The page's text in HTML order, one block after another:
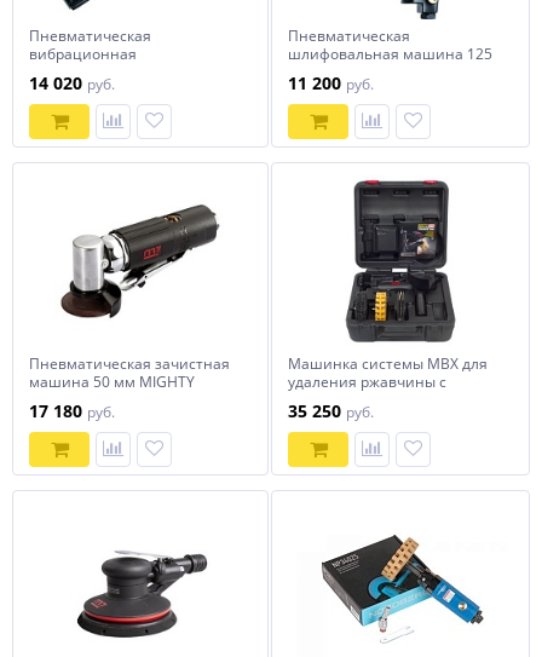
Пневматическая
вибрационная
390х65 мм, 3500 об/мин,
(рубанок) MIGHTY SEVEN QB-
48211
14 020 руб.
Пневматическая
шлифовальная машина 125
SEVEN QP-215
11 200 руб.
Пневматическая зачистная
машина 50 мм MIGHTY
17 180 руб.
Машинка системы MBX для
удаления ржавчины c
принадлежностей MIGHTY
SEVEN QB-0808
35 250 руб.